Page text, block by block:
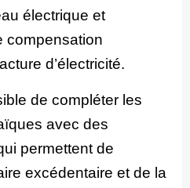
électrique et
compensation
d’électricité.
de compléter les
avec des
permettent de
excédentaire et de la